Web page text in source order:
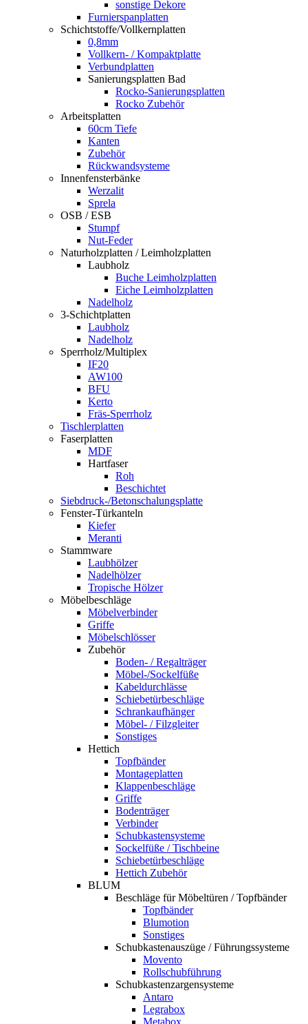
sonstige Dekore
Furnierspanplatten
Schichtstoffe/Vollkernplatten
0,8mm
Vollkern- / Kompaktplatte
Verbundplatten
Sanierungsplatten Bad
Rocko-Sanierungsplatten
Rocko Zubehör
Arbeitsplatten
60cm Tiefe
Kanten
Zubehör
Rückwandsysteme
Innenfensterbänke
Werzalit
Sprela
OSB / ESB
Stumpf
Nut-Feder
Naturholzplatten / Leimholzplatten
Laubholz
Buche Leimholzplatten
Eiche Leimholzplatten
Nadelholz
3-Schichtplatten
Laubholz
Nadelholz
Sperrholz/Multiplex
IF20
AW100
BFU
Kerto
Fräs-Sperrholz
Tischlerplatten
Faserplatten
MDF
Hartfaser
Roh
Beschichtet
Siebdruck-/Betonschalungsplatte
Fenster-Türkanteln
Kiefer
Meranti
Stammware
Laubhölzer
Nadelhölzer
Tropische Hölzer
Möbelbeschläge
Möbelverbinder
Griffe
Möbelschlösser
Zubehör
Boden- / Regalträger
Möbel-/Sockelfüße
Kabeldurchlässe
Schiebetürbeschläge
Schrankaufhänger
Möbel- / Filzgleiter
Sonstiges
Hettich
Topfbänder
Montageplatten
Klappenbeschläge
Griffe
Bodenträger
Verbinder
Schubkastensysteme
Sockelfüße / Tischbeine
Schiebetürbeschläge
Hettich Zubehör
BLUM
Beschläge für Möbeltüren / Topfbänder
Topfbänder
Blumotion
Sonstiges
Schubkastenauszüge / Führungssysteme
Movento
Rollschubführung
Schubkastenzargensysteme
Antaro
Legrabox